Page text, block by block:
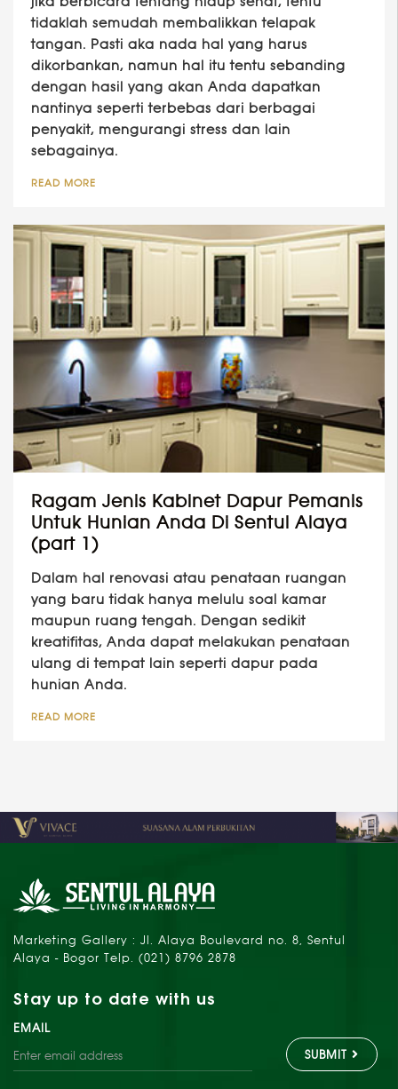
tidaklah semudah membalikkan telapak
tangan. Pasti aka nada hal yang harus
dikorbankan, namun hal itu tentu sebanding
dengan hasil yang akan Anda dapatkan
nantinya seperti terbebas dari berbagai
penyakit, mengurangi stress dan lain
sebagainya.
READ MORE
Ragam Jenis Kabinet Dapur Pemanis
Untuk Hunian Anda Di Sentul Alaya
(part 1)
Dalam hal renovasi atau penataan ruangan
yang baru tidak hanya melulu soal kamar
maupun ruang tengah. Dengan sedikit
kreatifitas, Anda dapat melakukan penataan
ulang di tempat lain seperti dapur pada
hunian Anda.
READ MORE
Marketing Gallery : Jl. Alaya Boulevard no. 8, Sentul
Alaya - Bogor Telp. (021) 8796 2878
Stay up to date with us
EMAIL
SUBMIT